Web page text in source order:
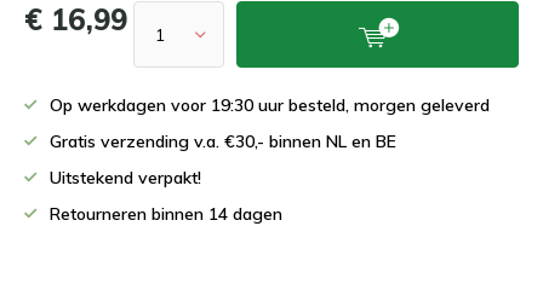
€ 16,99
Op werkdagen voor 19:30 uur besteld, morgen geleverd
Gratis verzending v.a. €30,- binnen NL en BE
Uitstekend verpakt!
Retourneren binnen 14 dagen